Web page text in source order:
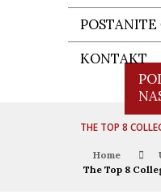
POSTANITE
KONTAKT
THE TOP 8
Home
The Top 8